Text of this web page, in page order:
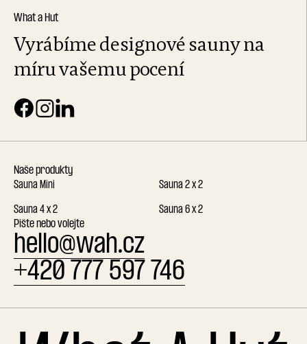
What a Hut
Vyrábíme designové sauny na
míru vašemu pocení
Naše produkty
Sauna Mini Sauna 2 x 2
Sauna 4 x 2 Sauna 6 x 2
Pište nebo volejte
hello@wah.cz
+420 777 597 746